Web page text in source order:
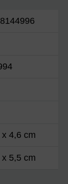
4,6 cm
5,5 cm